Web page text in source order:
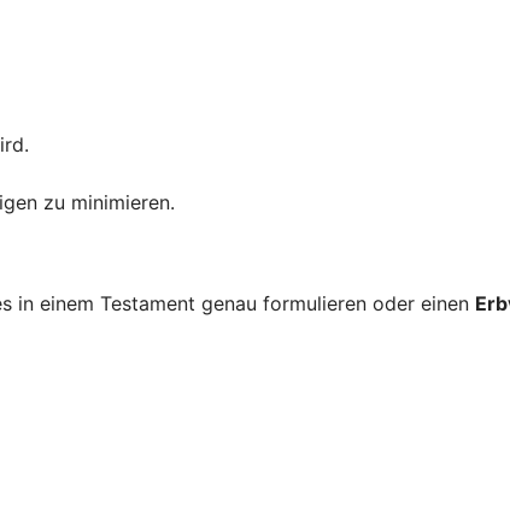
zu minimieren.
in einem Testament genau formulieren oder einen